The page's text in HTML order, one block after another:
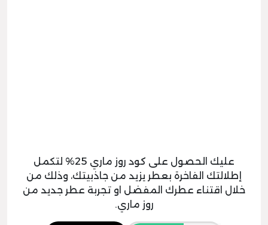
عليك الحصول على كود روز ماري 25% لتكمل
إطلالتك الفاخرة بعطر يزيد من جاذبيتك، وذلك من
خلال اقتناء عطرك المفضل او تجربة عطر جديد من
روز ماري.